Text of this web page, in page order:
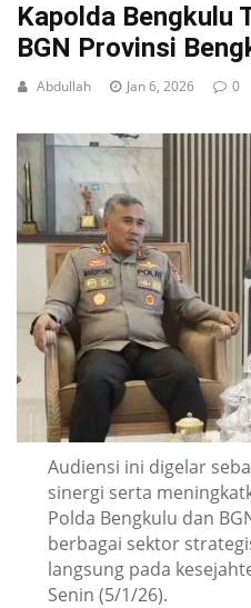
Kapolda Bengkulu
BGN Provinsi
Abdullah Jan 6, 2026 0
Audiensi ini digelar
sinergi serta
Polda Bengkulu dan
berbagai sektor
langsung pada
Senin (5/1/26).